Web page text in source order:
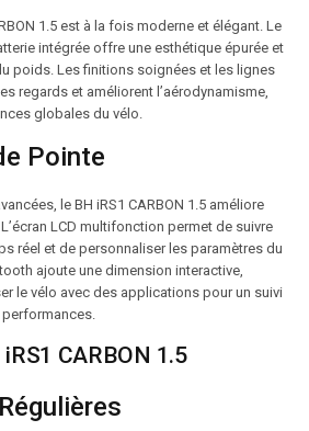
1.5 est à la fois moderne et élégant. Le
intégrée offre une esthétique épurée et
poids. Les finitions soignées et les lignes
regards et améliorent l’aérodynamisme,
globales du vélo.
Pointe
le BH iRS1 CARBON 1.5 améliore
LCD multifonction permet de suivre
réel et de personnaliser les paramètres du
ajoute une dimension interactive,
le vélo avec des applications pour un suivi
CARBON 1.5